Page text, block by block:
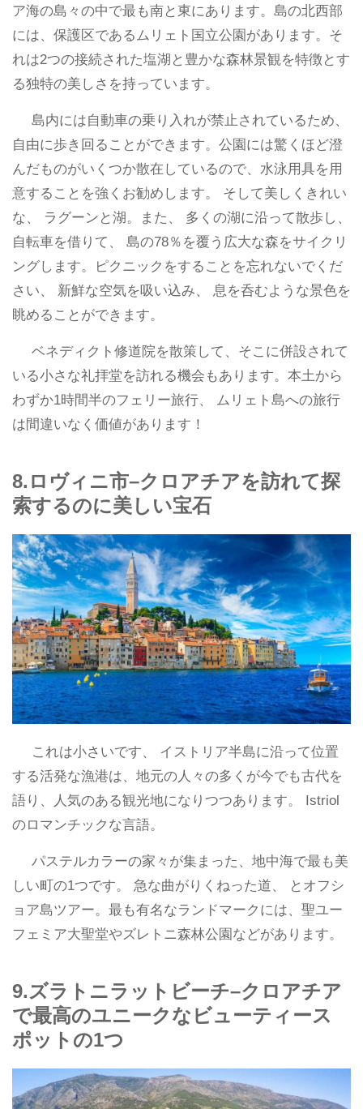
ア海の島々の中で最も南と東にあります。島の北西部
には、保護区であるムリェト国立公園があります。そ
れは2つの接続された塩湖と豊かな森林景観を特徴とす
る独特の美しさを持っています。
島内には自動車の乗り入れが禁止されているため、
自由に歩き回ることができます。公園には驚くほど澄
んだものがいくつか散在しているので、水泳用具を用
意することを強くお勧めします。 そして美しくきれい
な、 ラグーンと湖。また、 多くの湖に沿って散歩し、
自転車を借りて、 島の78％を覆う広大な森をサイクリ
ングします。ピクニックをすることを忘れないでくだ
さい、 新鮮な空気を吸い込み、 息を呑むような景色を
眺めることができます。
ベネディクト修道院を散策して、そこに併設されて
いる小さな礼拝堂を訪れる機会もあります。本土から
わずか1時間半のフェリー旅行、 ムリェト島への旅行
は間違いなく価値があります！
8.ロヴィニ市–クロアチアを訪れて探
索するのに美しい宝石
これは小さいです、 イストリア半島に沿って位置
する活発な漁港は、地元の人々の多くが今でも古代を
語り、人気のある観光地になりつつあります。 Istriol
のロマンチックな言語。
パステルカラーの家々が集まった、地中海で最も美
しい町の1つです。 急な曲がりくねった道、 とオフシ
ョア島ツアー。最も有名なランドマークには、聖ユー
フェミア大聖堂やズレトニ森林公園などがあります。
9.ズラトニラットビーチ–クロアチア
で最高のユニークなビューティース
ポットの1つ